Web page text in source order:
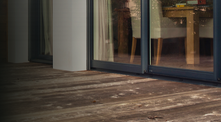
apporter : Tarifs directs usines sans minimum
d'achat - Assistance technique chantier et
service réactif avec simplicité.
07 83 35 69 17
MON DEVIS MOTEUR